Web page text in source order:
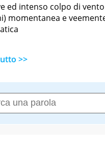
ed intenso colpo di vento
momentanea e
>>